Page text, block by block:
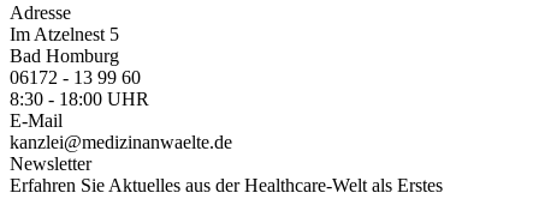
Adresse
Im Atzelnest 5
Bad Homburg
06172 - 13 99 60
8:30 - 18:00 UHR
E-Mail
kanzlei@medizinanwaelte.de
Newsletter
Erfahren Sie Aktuelles aus der Healthcare-Welt als Erstes